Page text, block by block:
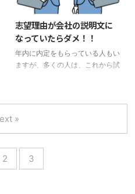
入る言葉は、その業界に関連する
くり」「介護」・・・なんでもあ
ります。 これは、企業のHPであ
れば、これくらいのフワッとした
文章でいいです。ただ、ESを書
志望理由が会社の説明文に
なっていたらダメ！！
年内に内定をもらっている人もい
ますが、多くの人は、これから試
いて、よくあるダメな文につい
て、そのアドバイスをいたしま
す。 志望理由書の大半が会社の
説明文になっていると自分が消え
る 確かにその会社や組織が何を
2 3
»